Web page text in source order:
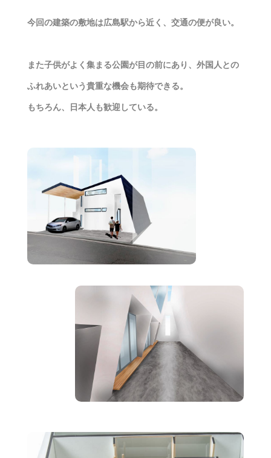
今回の建築の敷地は広島駅から近く、交通の便が良い。
また子供がよく集まる公園が目の前にあり、外国人との
ふれあいという貴重な機会も期待できる。
もちろん、日本人も歓迎している。